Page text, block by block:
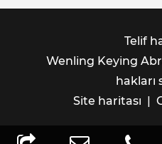
Telif
Wenling Keying
hakları
Site haritası